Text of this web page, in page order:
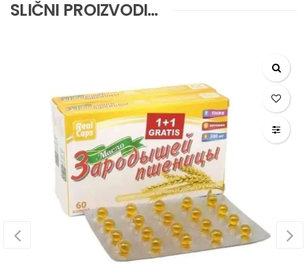
SLIČNI PROIZVODI…